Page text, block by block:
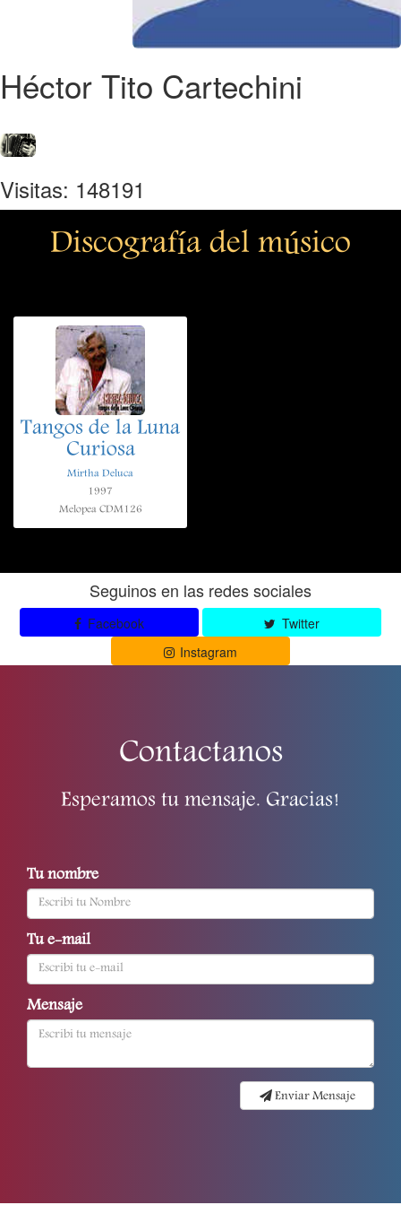
Héctor Tito Cartechini
Visitas: 148191
Discografía del músico
Tangos de la Luna
Curiosa
Mirtha Deluca
1997
Melopea CDM126
Seguinos en las redes sociales
Facebook
Twitter
Instagram
Contactanos
Esperamos tu mensaje. Gracias!
Tu nombre
Tu e-mail
Mensaje
Enviar Mensaje